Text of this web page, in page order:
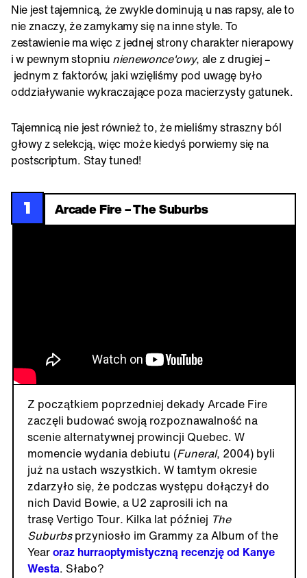
Nie jest tajemnicą, że zwykle dominują u nas rapsy, ale to
nie znaczy, że zamykamy się na inne style. To
zestawienie ma więc z jednej strony charakter nierapowy
i w pewnym stopniu nienewonce'owy, ale z drugiej –
jednym z faktorów, jaki wzięliśmy pod uwagę było
oddziaływanie wykraczające poza macierzysty gatunek.
Tajemnicą nie jest również to, że mieliśmy straszny ból
głowy z selekcją, więc może kiedyś porwiemy się na
postscriptum. Stay tuned!
1 Arcade Fire – The Suburbs
Z początkiem poprzedniej dekady Arcade Fire
zaczęli budować swoją rozpoznawalność na
scenie alternatywnej prowincji Quebec. W
momencie wydania debiutu (Funeral, 2004) byli
już na ustach wszystkich. W tamtym okresie
zdarzyło się, że podczas występu dołączył do
nich David Bowie, a U2 zaprosili ich na
trasę Vertigo Tour. Kilka lat później The
Suburbsprzyniosło im Grammy za Album of the
Yearoraz hurraoptymistyczną recenzję od Kanye
Westa. Słabo?